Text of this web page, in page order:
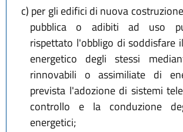
c) per gli edifici di nuova
pubblica o adibiti ad uso
rispettato l'obbligo di soddisfare
energetico degli stessi
rinnovabili o assimiliate di
prevista l'adozione di sistemi
controllo e la conduzione
energetici;